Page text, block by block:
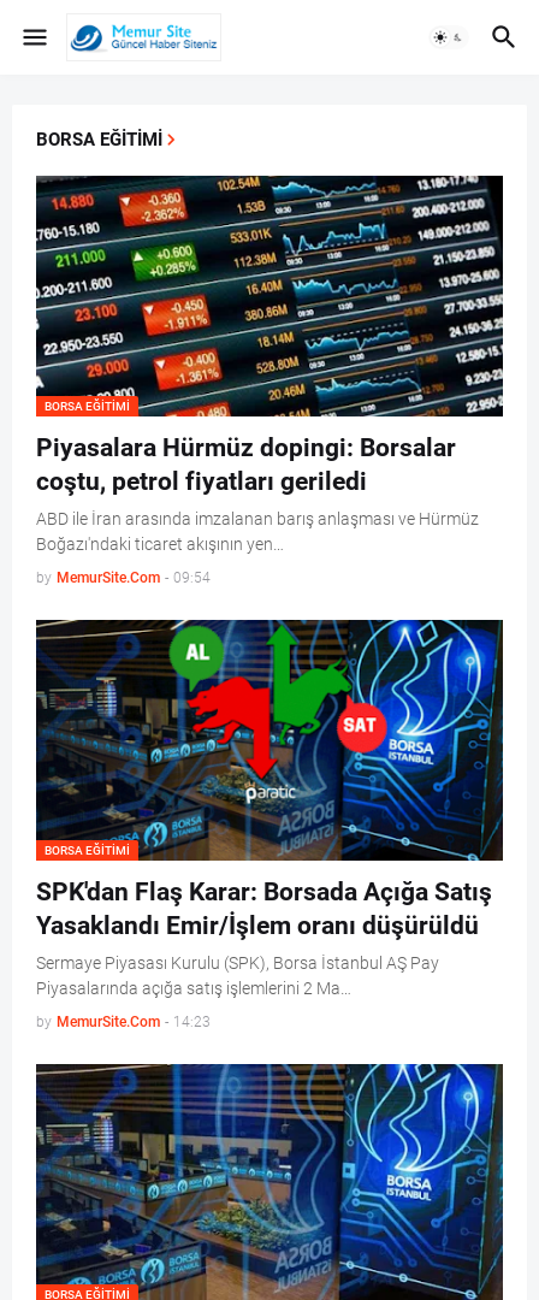
BORSA EĞITIMI
BORSA EĞITIMI
Piyasalara Hürmüz dopingi: Borsalar
coştu, petrol fiyatları geriledi
ABD ile İran arasında imzalanan barış anlaşması ve Hürmüz
Boğazı'ndaki ticaret akışının yen…
by MemurSite.Com - 09:54
BORSA EĞITIMI
SPK'dan Flaş Karar: Borsada Açığa Satış
Yasaklandı Emir/İşlem oranı düşürüldü
Sermaye Piyasası Kurulu (SPK), Borsa İstanbul AŞ Pay
Piyasalarında açığa satış işlemlerini 2 Ma…
by MemurSite.Com - 14:23
BORSA EĞITIMI